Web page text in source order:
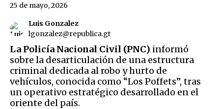
Luis Gonzalez
lgonzalez@republica.gt
25 de mayo, 2026
La Policía Nacional Civil (PNC) informó
sobre la desarticulación de una estructura
criminal dedicada al robo y hurto de
vehículos, conocida como “Los Poffets”, tras
un operativo estratégico desarrollado en el
oriente del país.